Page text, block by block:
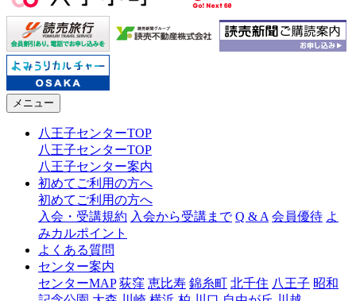
メニュー
八王子センターTOP
八王子センターTOP
八王子センター案内
初めてご利用の方へ
初めてご利用の方へ
入会・受講規約 入会から受講まで Q & A 会員優待 よ
みカルポイント
よくある質問
センター案内
センターMAP 荻窪 恵比寿 錦糸町 北千住 八王子 昭和